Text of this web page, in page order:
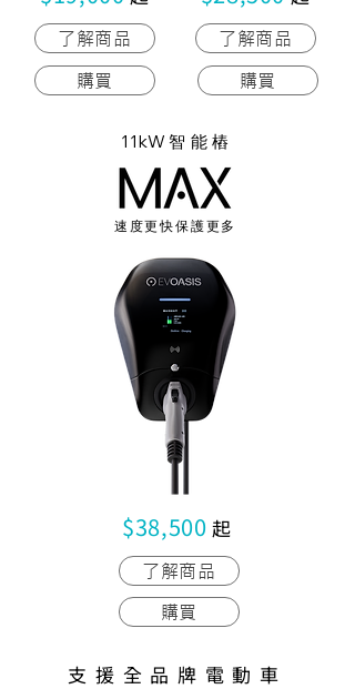
了解商品
了解商品
購買
購買
11kW 智能樁
速度更快保護更多
$38,500​起
了解商品
購買
支援全品牌電動車